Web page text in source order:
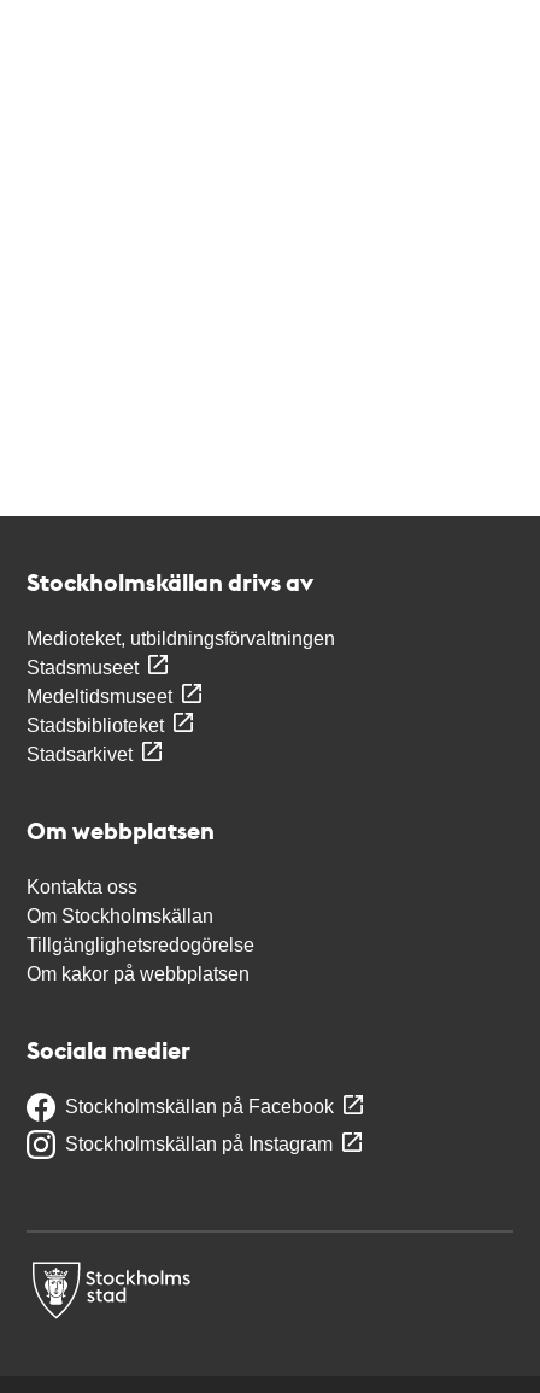
Stockholmskällan drivs av
Medioteket, utbildningsförvaltningen
Stadsmuseet
Medeltidsmuseet
Stadsbiblioteket
Stadsarkivet
Om webbplatsen
Kontakta oss
Om Stockholmskällan
Tillgänglighetsredogörelse
Om kakor på webbplatsen
Sociala medier
Stockholmskällan på Facebook
Stockholmskällan på Instagram